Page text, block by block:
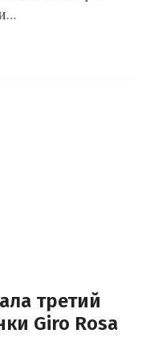
третий
Giro Rosa